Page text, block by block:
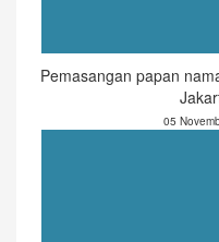
Pemasangan papan
05